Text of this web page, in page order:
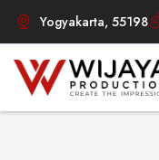
Yogyakarta, 55198